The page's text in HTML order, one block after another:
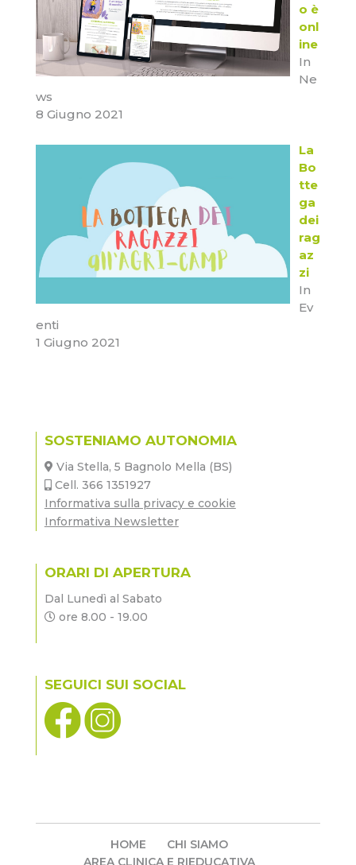
o è
onl
ine
In
Ne
ws
8 Giugno 2021
La
Bo
tte
ga
dei
rag
az
zi
In
Ev
enti
1 Giugno 2021
SOSTENIAMO AUTONOMIA
Via Stella, 5 Bagnolo Mella (BS)
Cell. 366 1351927
Informativa sulla privacy e cookie
Informativa Newsletter
ORARI DI APERTURA
Dal Lunedì al Sabato
ore 8.00 - 19.00
SEGUICI SUI SOCIAL
HOME
CHI SIAMO
AREA CLINICA E RIEDUCATIVA